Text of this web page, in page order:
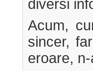
diversi
Acum,
sincer,
eroare,